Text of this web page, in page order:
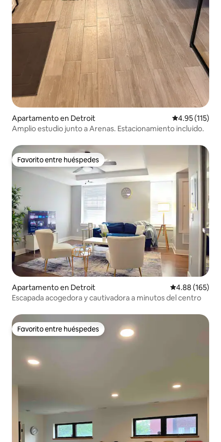
Apartamento en Detroit Calificación
4.95 (115)
Amplio estudio junto a Arenas. Estacionamiento incluido.
Favorito entre huéspedes
Favorito entre huéspedes
Apartamento en Detroit Calificación
4.88 (165)
Escapada acogedora y cautivadora a minutos del centro
Favorito entre huéspedes
Favorito entre huéspedes